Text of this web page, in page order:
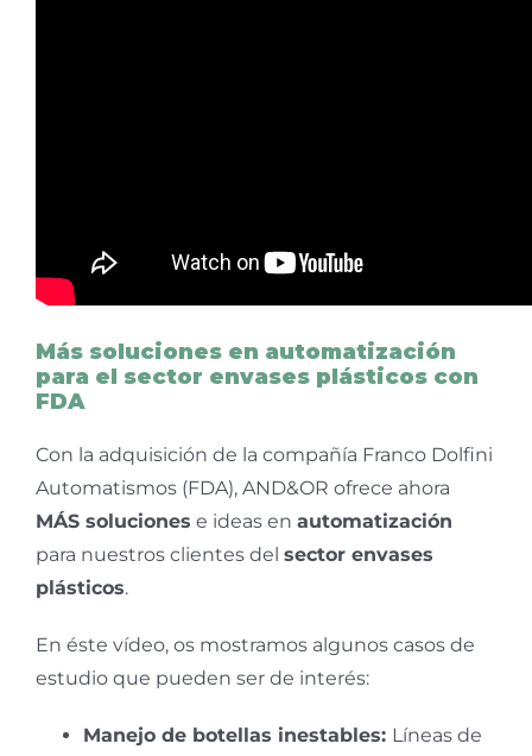
Más soluciones en automatización
para el sector envases plásticos con
FDA
Con la adquisición de la compañía Franco Dolfini
Automatismos (FDA), AND&OR ofrece ahora
MÁS soluciones e ideas en automatización
para nuestros clientes del sector envases
plásticos.
En éste vídeo, os mostramos algunos casos de
estudio que pueden ser de interés:
Manejo de botellas inestables: Líneas de